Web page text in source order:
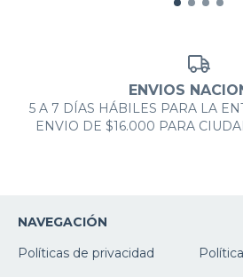
ENVIOS
5 A 7 DÍAS HÁBILES PARA LA
ENVIO DE $16.000 PARA
NAVEGACIÓN
Políticas de privacidad